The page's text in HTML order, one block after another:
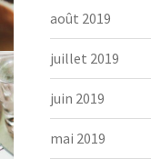
août 2019
juillet 2019
juin 2019
mai 2019